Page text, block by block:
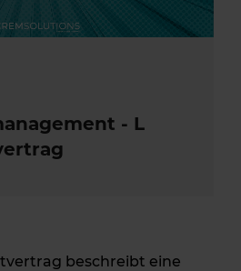
- L
beschreibt eine